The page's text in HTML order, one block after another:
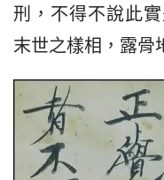
刑，不得不說此
末世之樣相，露骨